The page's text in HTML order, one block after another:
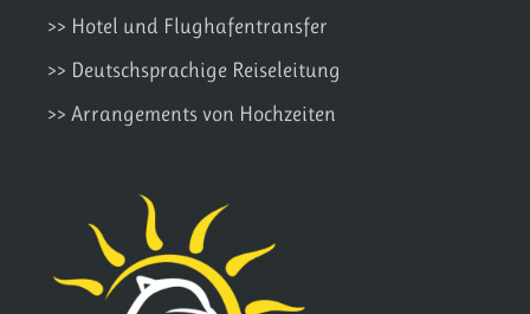
>> Hotel und Flughafentransfer
>> Deutschsprachige Reiseleitung
>> Arrangements von Hochzeiten